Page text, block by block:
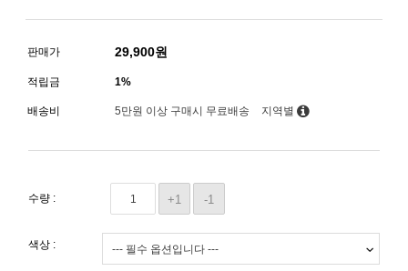
판매가 29,900원
적립금 1%
배송비 5만원 이상 구매시 무료배송 지역별
수량 : +1 -1
색상 :